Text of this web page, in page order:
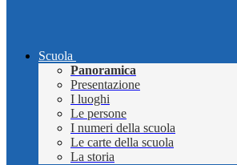
Scuola
Panoramica
Presentazione
I luoghi
Le persone
I numeri della scuola
Le carte della scuola
La storia